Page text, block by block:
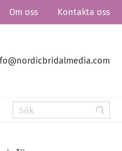
Om oss Kontakta oss